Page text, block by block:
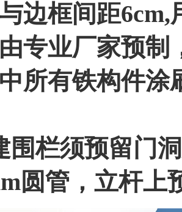
边框间距
专业厂家预制
所有铁构件
围栏须预留门
圆管，立杆上